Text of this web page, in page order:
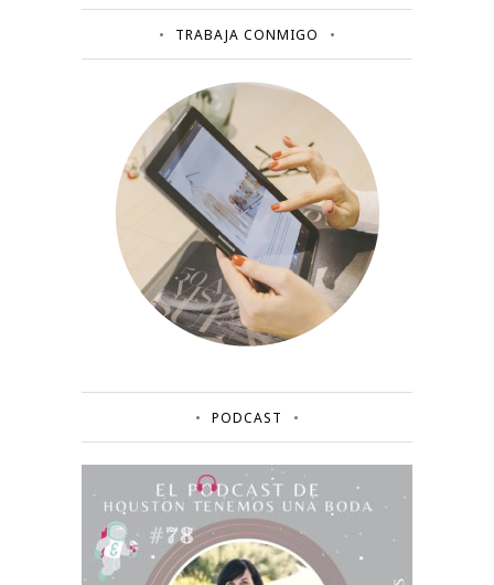
TRABAJA CONMIGO
PODCAST